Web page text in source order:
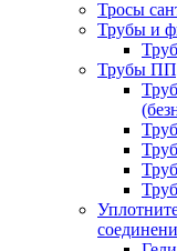
Тросы
Трубы и
Трубы